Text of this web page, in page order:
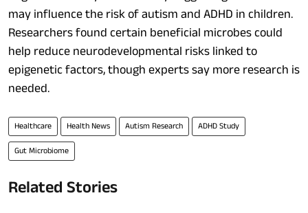
may influence the risk of autism and ADHD in children.
Researchers found certain beneficial microbes could
help reduce neurodevelopmental risks linked to
epigenetic factors, though experts say more research is
needed.
Healthcare Health News Autism Research ADHD Study
Gut Microbiome
Related Stories